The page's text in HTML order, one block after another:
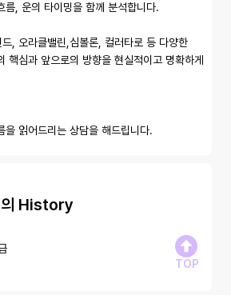
름, 운의 타이밍을 함께 분석합니다.
, 오라클밸린,심볼론, 컬러타로 등 다양한
핵심과 앞으로의 방향을 현실적이고 명확하게
을 읽어드리는 상담을 해드립니다.
의 History
TOP